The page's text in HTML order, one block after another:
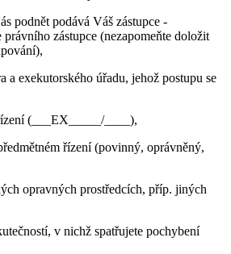
podnět podává Váš zástupce -
zástupce (nezapomeňte doložit
a exekutorského úřadu, jehož postupu se
(___EX_____/____),
řízení (povinný, oprávněný,
opravných prostředcích, příp. jiných
v nichž spatřujete pochybení